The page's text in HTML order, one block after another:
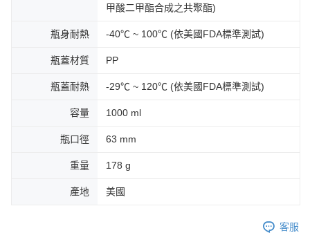
甲酸二甲酯合成之共聚酯)
瓶身耐熱 -40℃ ~ 100℃ (依美國FDA標準測試)
瓶蓋材質 PP
瓶蓋耐熱 -29℃ ~ 120℃ (依美國FDA標準測試)
容量 1000 ml
瓶口徑 63 mm
重量 178 g
產地 美國
客服